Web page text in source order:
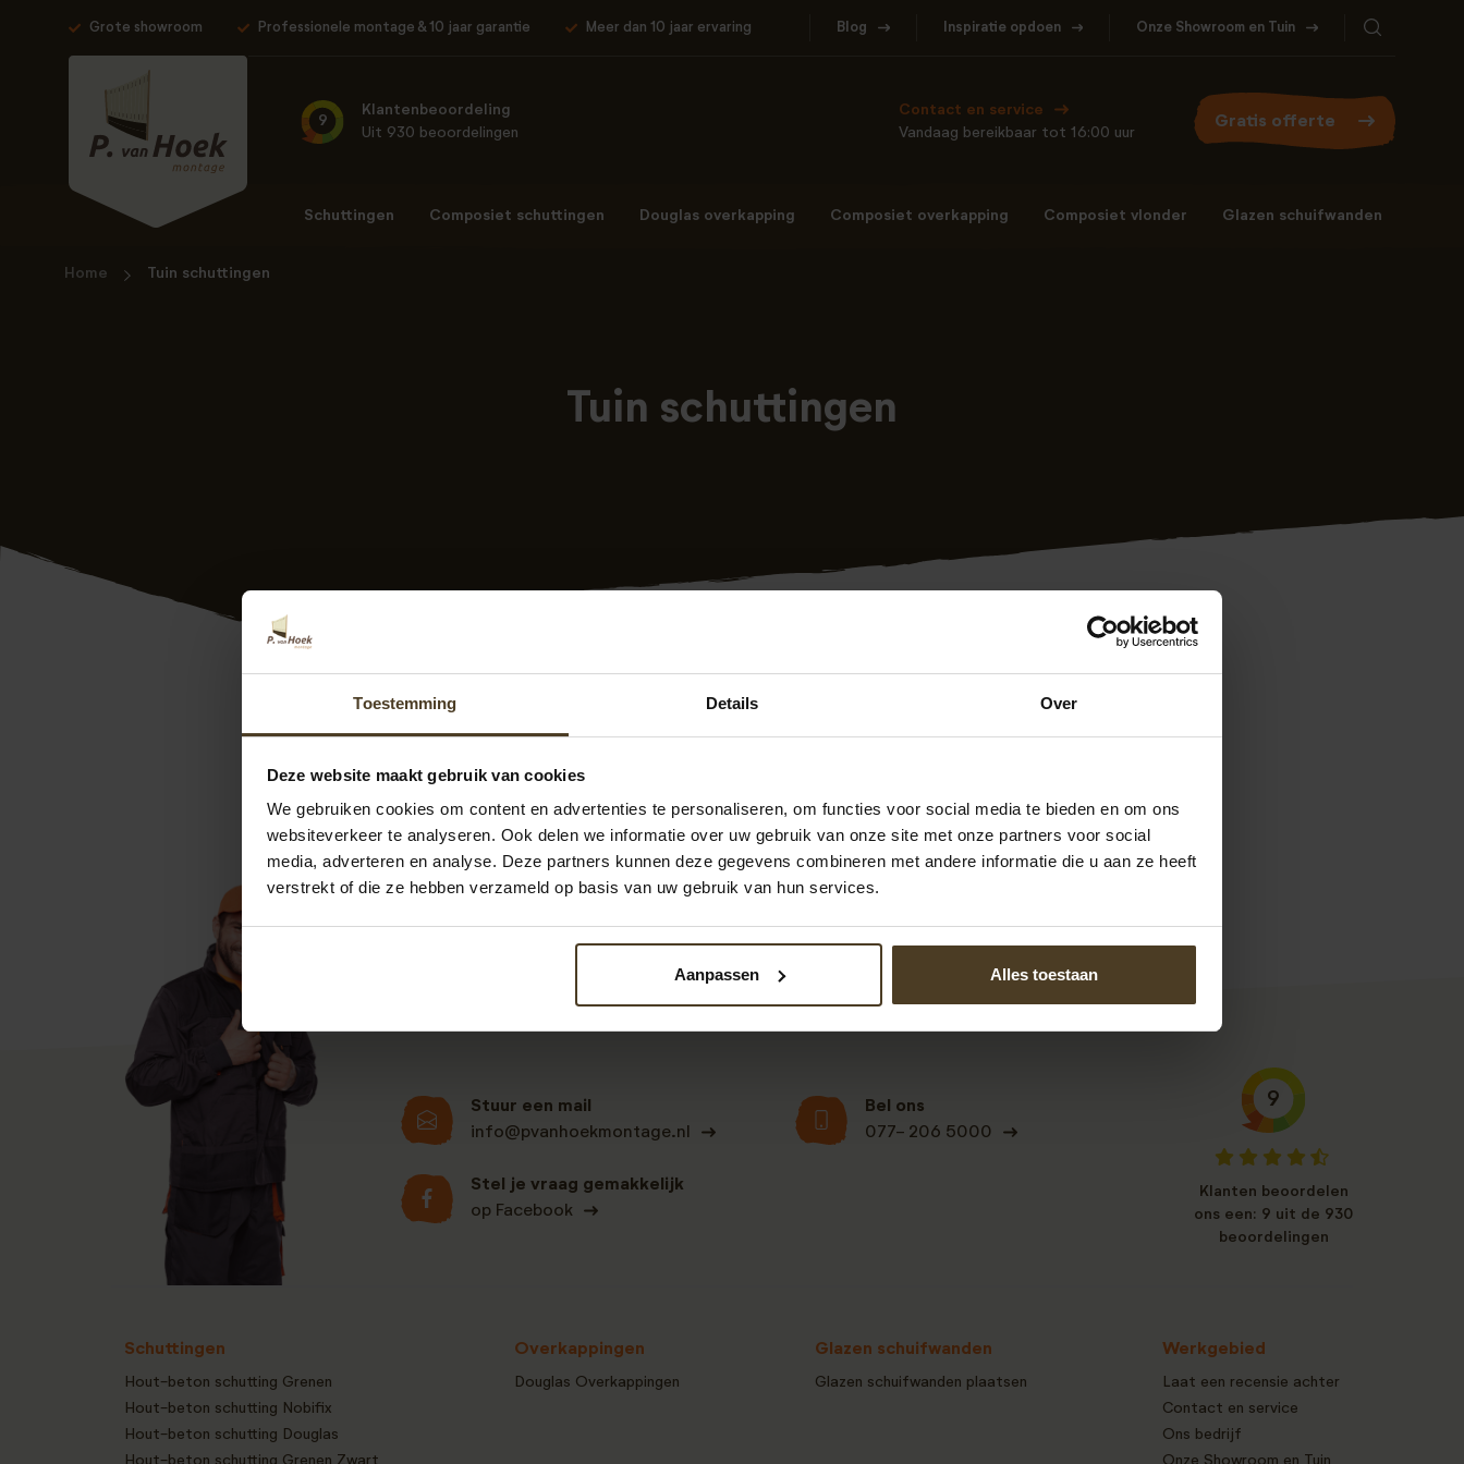
Toestemming Details Over
Deze website maakt gebruik van cookies
We gebruiken cookies om content en advertenties te personaliseren, om functies voor social media te bieden en om ons
websiteverkeer te analyseren. Ook delen we informatie over uw gebruik van onze site met onze partners voor social
media, adverteren en analyse. Deze partners kunnen deze gegevens combineren met andere informatie die u aan ze heeft
verstrekt of die ze hebben verzameld op basis van uw gebruik van hun services.
Aanpassen Alles toestaan
Grote showroom Professionele montage & 10 jaar garantie Meer dan 10 jaar ervaring Blog Inspiratie opdoen Onze Showroom en Tuin
9
Klantenbeoordeling
Uit 930 beoordelingen
Contact en service
Vandaag bereikbaar tot 16:00 uur
Gratis offerte
Schuttingen Composiet schuttingen Douglas overkapping Composiet overkapping Composiet vlonder Glazen schuifwanden
Home Tuin schuttingen
Tuin schuttingen
Tuin schuttingen gezocht? Deskundige en snelle plaatsing van tuinschuttingen in heel Nederland.
goed! Bovendien hebben we goede prijs/kwaliteit verhouding. Ook hebben we uitstekende
referenties. Meer weten? Neem vrijblijvend met ons contact op. We zijn te bereiken op 077- 206
5000 of viainfo@pvanhoekmontage.nlOok kunt u direct een offerte schutting plaatsen
aanvragen. We helpen u graag!
Stuur een mail
info@pvanhoekmontage.nl
Bel ons
077- 206 5000
Stel je vraag gemakkelijk
op Facebook
9
Klanten beoordelen
ons een: 9 uit de 930
beoordelingen
Schuttingen
Hout-beton schutting Grenen
Hout-beton schutting Nobifix
Hout-beton schutting Douglas
Hout-beton schutting Grenen Zwart
Overkappingen
Douglas Overkappingen
Glazen schuifwanden
Glazen schuifwanden plaatsen
Werkgebied
Laat een recensie achter
Contact en service
Ons bedrijf
Onze Showroom en Tuin